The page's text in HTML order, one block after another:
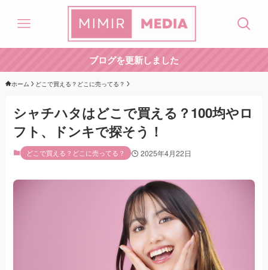
ブログを更新しました
ホーム どこで買える？どこに売ってる？
シャチハタはどこで買える？100均やロ
フト、ドンキで探そう！
どこで買える？どこに売ってる？ 2025年4月22日